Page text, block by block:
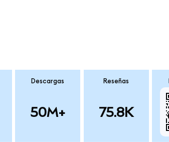
Descargas
50M+
Reseñas
75.8K